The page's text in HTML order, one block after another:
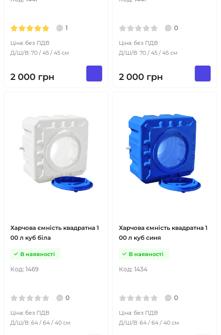
1
Ціна: без ПДВ
Д/Ш/В: 70 / 45 / 45 см
2 000 грн
0
Ціна: без ПДВ
Д/Ш/В: 70 / 45 / 45 см
2 000 грн
Харчова ємність квадратна 1
00 л куб біла
Код: 1469
В наявності
0
Ціна: без ПДВ
Д/Ш/В: 64 / 64 / 40 см
Харчова ємність квадратна 1
00 л куб синя
Код: 1434
В наявності
0
Ціна: без ПДВ
Д/Ш/В: 64 / 64 / 40 см